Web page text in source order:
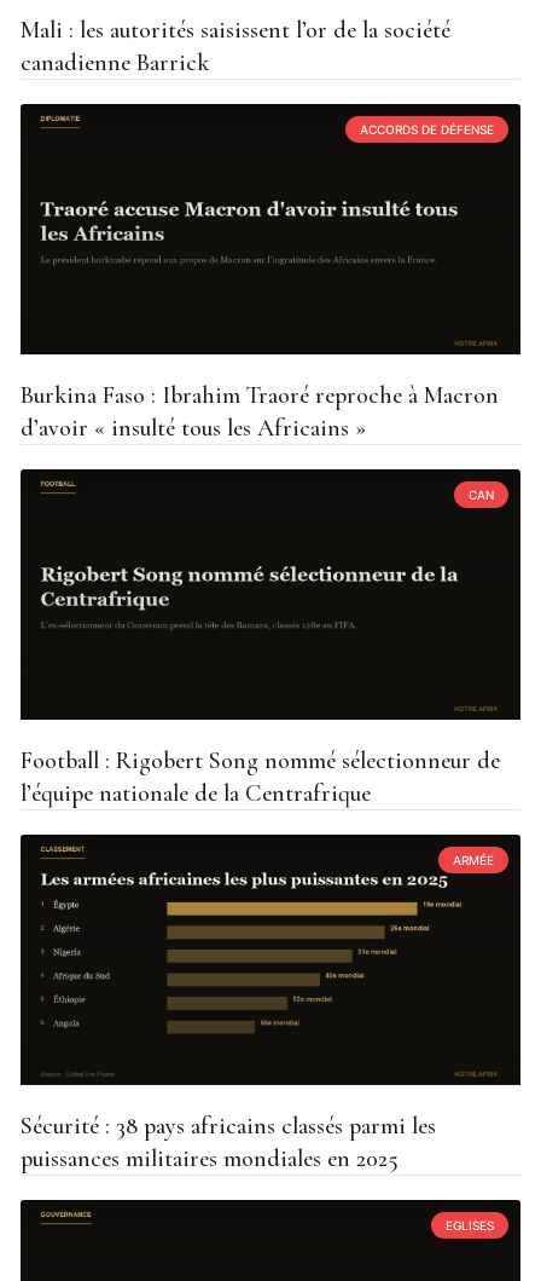
Mali : les autorités saisissent l’or de la société
canadienne Barrick
ACCORDS DE DÉFENSE
Burkina Faso : Ibrahim Traoré reproche à Macron
d’avoir « insulté tous les Africains »
CAN
Football : Rigobert Song nommé sélectionneur de
l’équipe nationale de la Centrafrique
ARMÉE
Sécurité : 38 pays africains classés parmi les
puissances militaires mondiales en 2025
EGLISES